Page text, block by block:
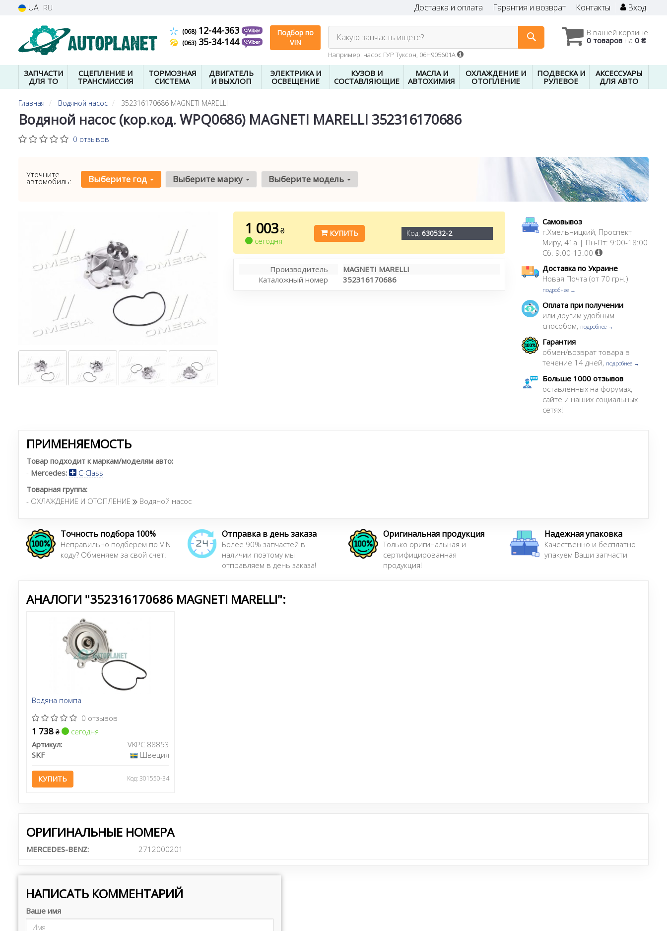
UA RU Доставка и оплата Гарантия и возврат Контакты Вход
(068)12-44-363
(063)35-34-144
Подбор по
VIN
В вашей корзине
0 товаров на 0 ₴
Какую запчасть ищете?
Например: насос ГУР Туксон, 06H905601A
ЗАПЧАСТИ
ДЛЯ ТО
СЦЕПЛЕНИЕ И
ТРАНСМИССИЯ
ТОРМОЗНАЯ
СИСТЕМА
ДВИГАТЕЛЬ
И ВЫХЛОП
ЭЛЕКТРИКА И
ОСВЕЩЕНИЕ
КУЗОВ И
СОСТАВЛЯЮЩИЕ
МАСЛА И
АВТОХИМИЯ
ОХЛАЖДЕНИЕ И
ОТОПЛЕНИЕ
ПОДВЕСКА И
РУЛЕВОЕ
АКСЕССУАРЫ
ДЛЯ АВТО
Главная Водяной насос 352316170686 MAGNETI MARELLI
Водяной насос (кор.код. WPQ0686) MAGNETI MARELLI 352316170686
0 отзывов
Уточните
автомобиль: Выберите год Выберите марку Выберите модель
1 003 ₴
сегодня
КУПИТЬ Код:630532-2
Производитель
MAGNETI MARELLI
Каталожный номер
352316170686
Самовывоз
г.Хмельницкий, Проспект
Миру, 41а | Пн-Пт: 9:00-18:00
Сб: 9:00-13:00
Доставка по Украине
Новая Почта (от 70 грн.)
подробнее →
Оплата при получении
или другим удобным
способом, подробнее →
Гарантия
обмен/возврат товара в
течение 14 дней, подробнее →
Больше 1000 отзывов
оставленных на форумах,
сайте и наших социальных
сетях!
ПРИМЕНЯЕМОСТЬ
Товар подходит к маркам/моделям авто:
- Mercedes:
C-Class
Товарная группа:
- ОХЛАЖДЕНИЕ И ОТОПЛЕНИЕ
Водяной насос
Точность подбора 100%
Неправильно подберем по VIN
коду? Обменяем за свой счет!
Отправка в день заказа
Более 90% запчастей в
наличии поэтому мы
отправляем в день заказа!
Оригинальная продукция
Только оригинальная и
сертифицированная
продукция!
Надежная упаковка
Качественно и бесплатно
упакуем Ваши запчасти
АНАЛОГИ "352316170686 MAGNETI MARELLI":
Водяна помпа
0 отзывов
1 738 ₴
сегодня
Артикул:
VKPC 88853
SKF
Швеция
КУПИТЬ Код: 301550-34
ОРИГИНАЛЬНЫЕ НОМЕРА
MERCEDES-BENZ: 2712000201
НАПИСАТЬ КОММЕНТАРИЙ
Ваше имя